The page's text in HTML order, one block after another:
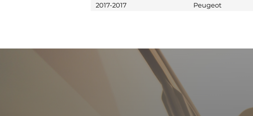
2017-2017
Peugeot